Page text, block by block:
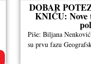
DOBAR
KNIĆU: Nove
Piše: Biljana
su prvu fazu